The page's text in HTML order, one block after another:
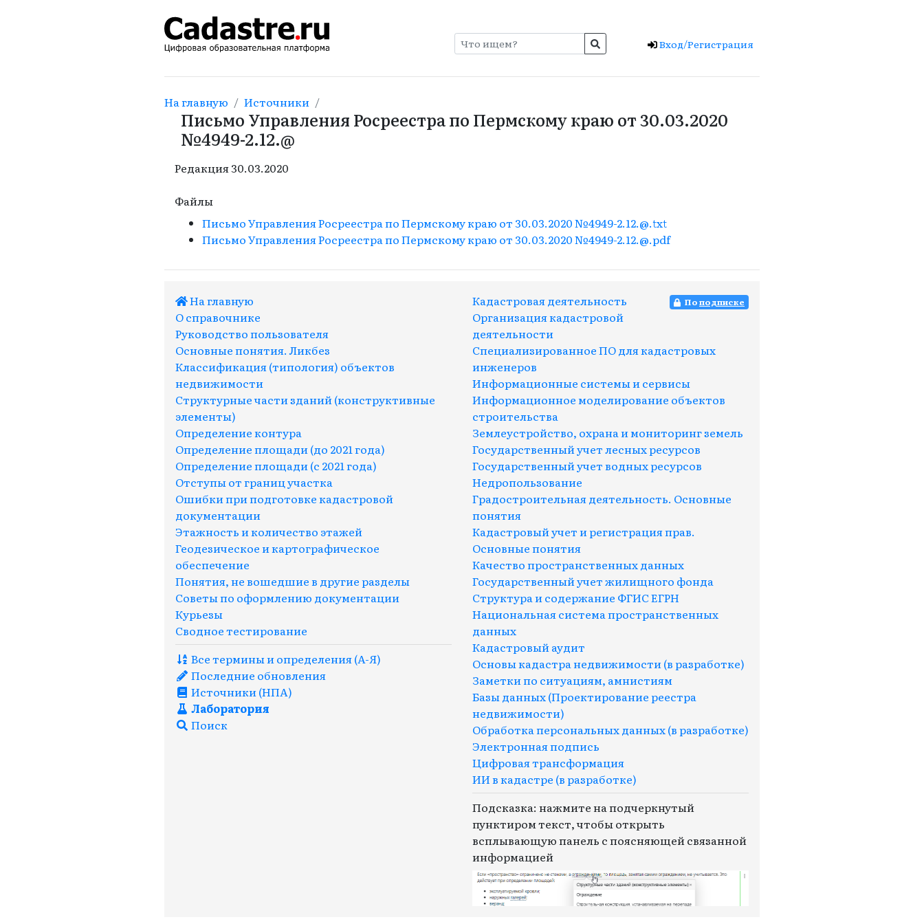
Вход/Регистрация
На главную Источники
Письмо Управления Росреестра по Пермскому краю от 30.03.2020
№4949-2.12.@
Редакция30.03.2020
Файлы
Письмо Управления Росреестра по Пермскому краю от 30.03.2020 №4949-2.12.@.txt
Письмо Управления Росреестра по Пермскому краю от 30.03.2020 №4949-2.12.@.pdf
На главную
О справочнике
Руководство пользователя
Основные понятия. Ликбез
Классификация (типология) объектов
недвижимости
Структурные части зданий (конструктивные
элементы)
Определение контура
Определение площади (до 2021 года)
Определение площади (с 2021 года)
Отступы от границ участка
Ошибки при подготовке кадастровой
документации
Этажность и количество этажей
Геодезическое и картографическое
обеспечение
Понятия, не вошедшие в другие разделы
Советы по оформлению документации
Курьезы
Сводное тестирование
Все термины и определения (A-Я)
Последние обновления
Источники (НПА)
Лаборатория
Поиск
Поподписке
Кадастровая деятельность
Организация кадастровой
деятельности
Специализированное ПО для кадастровых
инженеров
Информационные системы и сервисы
Информационное моделирование объектов
строительства
Землеустройство, охрана и мониторинг земель
Государственный учет лесных ресурсов
Государственный учет водных ресурсов
Недропользование
Градостроительная деятельность. Основные
понятия
Кадастровый учет и регистрация прав.
Основные понятия
Качество пространственных данных
Государственный учет жилищного фонда
Структура и содержание ФГИС ЕГРН
Национальная система пространственных
данных
Кадастровый аудит
Основы кадастра недвижимости (в разработке)
Заметки по ситуациям, амнистиям
Базы данных (Проектирование реестра
недвижимости)
Обработка персональных данных (в разработке)
Электронная подпись
Цифровая трансформация
ИИ в кадастре (в разработке)
Подсказка: нажмите на подчеркнутый
пунктиром текст, чтобы открыть
всплывающую панель с поясняющей связанной
информацией